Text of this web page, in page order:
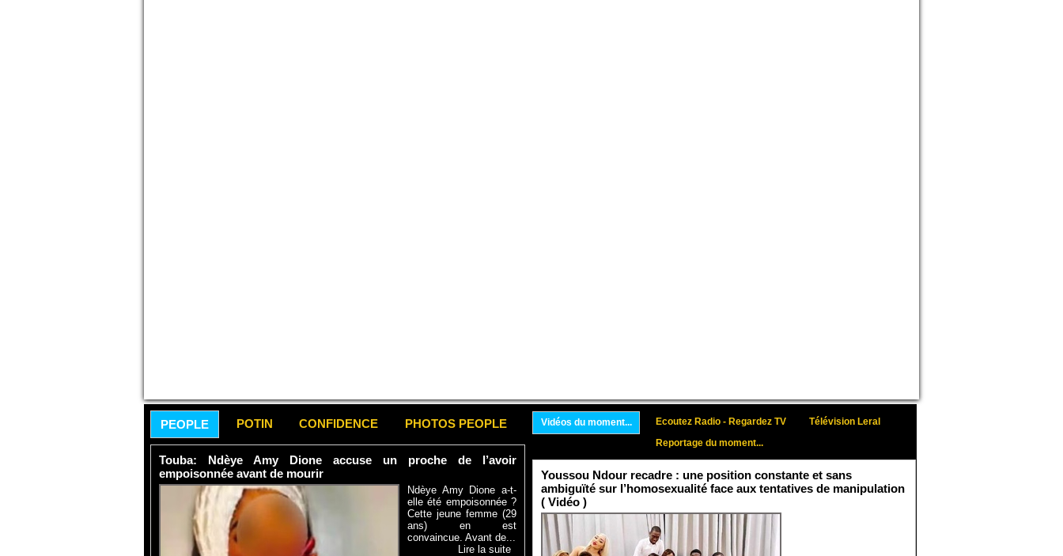
PEOPLE POTIN CONFIDENCE PHOTOS PEOPLE
Touba: Ndèye Amy Dione accuse un proche de l’avoir
empoisonnée avant de mourir
Ndèye Amy Dione a-t-
elle été empoisonnée ?
Cette jeune femme (29
ans) en est
convaincue. Avant de...
Lire la suite
Vidéos du moment... Ecoutez Radio - Regardez TV
Télévision Leral
Reportage du moment...
Youssou Ndour recadre : une position constante et sans
ambiguïté sur l’homosexualité face aux tentatives de manipulation
( Vidéo )